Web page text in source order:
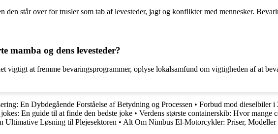
den står over for trusler som tab af levesteder, jagt og konflikter med mennesker.
mamba og dens levesteder?
vigtigt at fremme bevaringsprogrammer, oplyse lokalsamfund om vigtigheden af at
En Dybdegående Forståelse af Betydning og Processen • Forbud mod dieselbiler i
En guide til at finde den bedste joke • Verdens største containerskib: Hvor mange
Ultimative Løsning til Plejesektoren • Alt Om Nimbus El-Motorcykler: Priser,